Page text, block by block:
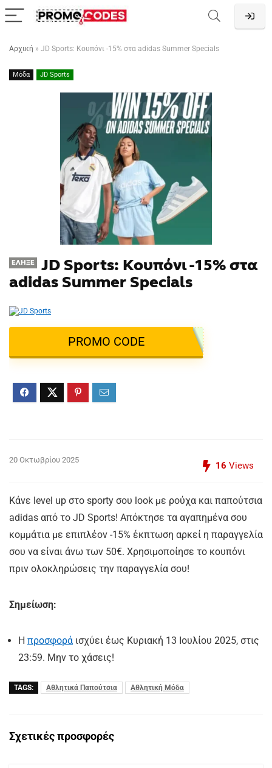
Αρχική » JD Sports: Κουπόνι -15% στα adidas Summer Specials
Μόδα JD Sports
ΈΛΗΞΕ
JD Sports: Κουπόνι -15% στα
adidas Summer Specials
PROMO CODE
20 Οκτωβρίου 2025
16 Views
Κάνε level up στο sporty σου look με ρούχα και παπούτσια
adidas από το JD Sports! Απόκτησε τα αγαπημένα σου
κομμάτια με επιπλέον -15% έκπτωση αρκεί η παραγγελία
σου να είναι άνω των 50€. Χρησιμοποίησε το κουπόνι
πριν ολοκληρώσεις την παραγγελία σου!
Σημείωση:
Η προσφορά ισχύει έως Κυριακή 13 Ιουλίου 2025, στις
23:59. Μην το χάσεις!
TAGS: Αθλητικά Παπούτσια Αθλητική Μόδα
Σχετικές προσφορές